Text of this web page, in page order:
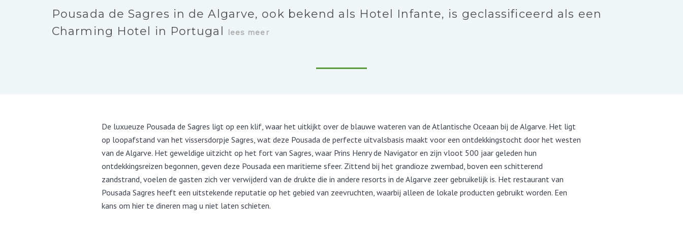
Pousada de Sagres in de Algarve, ook bekend als Hotel Infante, is geclassificeerd als een
Charming Hotel in Portugal
lees meer
De luxueuze Pousada de Sagres ligt op een klif, waar het uitkijkt over de blauwe wateren van de Atlantische Oceaan bij de Algarve. Het ligt
op loopafstand van het vissersdorpje Sagres, wat deze Pousada de perfecte uitvalsbasis maakt voor een ontdekkingstocht door het westen
van de Algarve. Het geweldige uitzicht op het fort van Sagres, waar Prins Henry de Navigator en zijn vloot 500 jaar geleden hun
ontdekkingsreizen begonnen, geven deze Pousada een maritieme sfeer. Zittend bij het grandioze zwembad, boven een schitterend
zandstrand, voelen de gasten zich ver verwijderd van de drukte die in andere resorts in de Algarve zeer gebruikelijk is. Het restaurant van
Pousada Sagres heeft een uitstekende reputatie op het gebied van zeevruchten, waarbij alleen de lokale producten gebruikt worden. Een
kans om hier te dineren mag u niet laten schieten.